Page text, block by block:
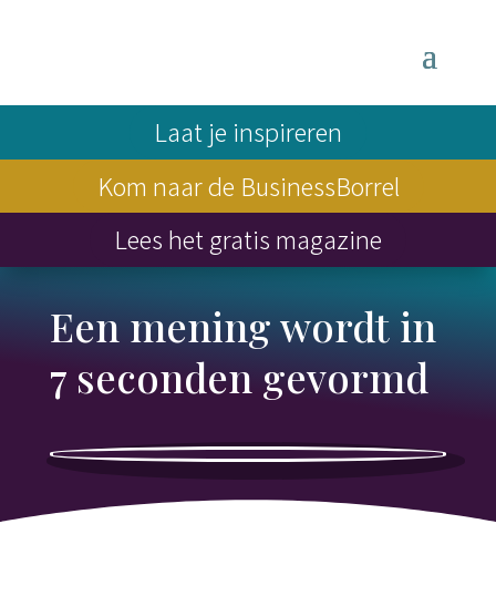
Laat je inspireren
Kom naar de BusinessBorrel
Lees het gratis magazine
Een mening wordt in
7 seconden gevormd